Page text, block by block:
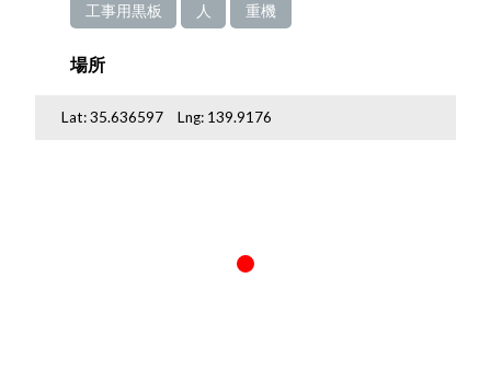
工事用黒板 人 重機
場所
Lat:35.636597 Lng: 139.9176